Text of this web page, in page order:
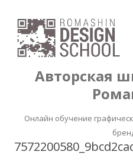
Авторская
Онлайн обучение